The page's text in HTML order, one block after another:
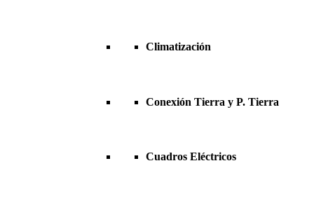
Climatización
Conexión Tierra y P. Tierra
Cuadros Eléctricos